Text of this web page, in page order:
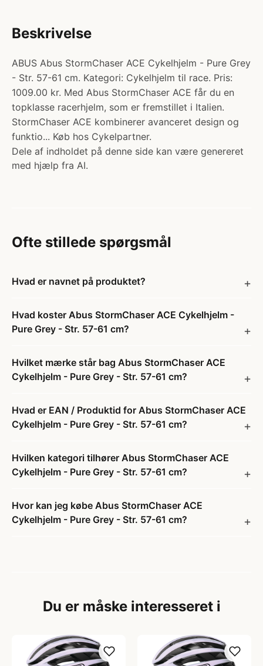
Beskrivelse
ABUS Abus StormChaser ACE Cykelhjelm - Pure Grey
- Str. 57-61 cm. Kategori: Cykelhjelm til race. Pris:
1009.00 kr. Med Abus StormChaser ACE får du en
topklasse racerhjelm, som er fremstillet i Italien.
StormChaser ACE kombinerer avanceret design og
funktio... Køb hos Cykelpartner.
Dele af indholdet på denne side kan være genereret
med hjælp fra AI.
Ofte stillede spørgsmål
Hvad er navnet på produktet?
Hvad koster Abus StormChaser ACE Cykelhjelm -
Pure Grey - Str. 57-61 cm?
Hvilket mærke står bag Abus StormChaser ACE
Cykelhjelm - Pure Grey - Str. 57-61 cm?
Hvad er EAN / Produktid for Abus StormChaser ACE
Cykelhjelm - Pure Grey - Str. 57-61 cm?
Hvilken kategori tilhører Abus StormChaser ACE
Cykelhjelm - Pure Grey - Str. 57-61 cm?
Hvor kan jeg købe Abus StormChaser ACE
Cykelhjelm - Pure Grey - Str. 57-61 cm?
Du er måske interesseret i